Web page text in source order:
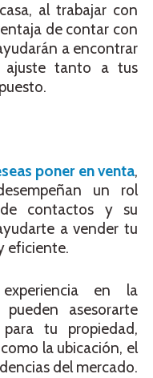
al trabajar con
de contar con
a encontrar
ajuste tanto a tus
poner en venta,
un rol
contactos y su
a vender tu
eficiente.
en la
asesorarte
tu propiedad,
la ubicación, el
del mercado.